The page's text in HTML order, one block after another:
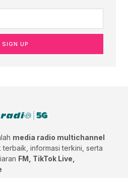
SIGN UP
media radio multichannel
informasi terkini, serta
FM, TikTok Live,